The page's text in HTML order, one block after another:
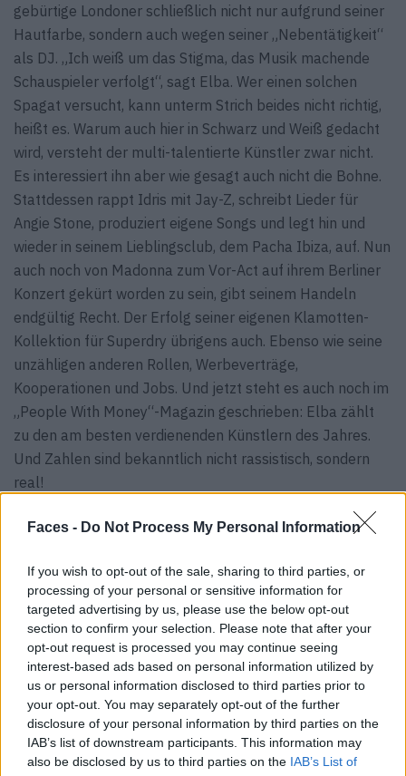
Faces - Do Not Process My Personal Information
If you wish to opt-out of the sale, sharing to third parties, or
processing of your personal or sensitive information for
targeted advertising by us, please use the below opt-out
section to confirm your selection. Please note that after your
opt-out request is processed you may continue seeing
interest-based ads based on personal information utilized by
us or personal information disclosed to third parties prior to
your opt-out. You may separately opt-out of the further
disclosure of your personal information by third parties on the
IAB’s list of downstream participants. This information may
also be disclosed by us to third parties on the IAB’s List of
gebürtige Londoner schließlich nicht nur aufgrund seiner
Hautfarbe, sondern auch wegen seiner „Nebentätigkeit“
als DJ. „Ich weiß um das Stigma, das Musik machende
Schauspieler verfolgt“, sagt Elba. Wer einen solchen
Spagat versucht, kann unterm Strich beides nicht richtig,
heißt es. Warum auch hier in Schwarz und Weiß gedacht
wird, versteht der multi-talentierte Künstler zwar nicht.
Es interessiert ihn aber wie gesagt auch nicht die Bohne.
Stattdessen rappt Idris mit Jay-Z, schreibt Lieder für
Angie Stone, produziert eigene Songs und legt hin und
wieder in seinem Lieblingsclub, dem Pacha Ibiza, auf. Nun
auch noch von Madonna zum Vor-Act auf ihrem Berliner
Konzert gekürt worden zu sein, gibt seinem Handeln
endgültig Recht. Der Erfolg seiner eigenen Klamotten-
Kollektion für Superdry übrigens auch. Ebenso wie seine
unzähligen anderen Rollen, Werbeverträge,
Kooperationen und Jobs. Und jetzt steht es auch noch im
„People With Money“-Magazin geschrieben: Elba zählt
zu den am besten verdienenden Künstlern des Jahres.
Und Zahlen sind bekanntlich nicht rassistisch, sondern
real!
Tags: 007 Astralkörper Autos Bond
DJ
Idris Elba
Klamotten-Kollektion
Künstler
Schauspieler,
Songs,
VERWANDTE ARTIKEL
PEOPLE